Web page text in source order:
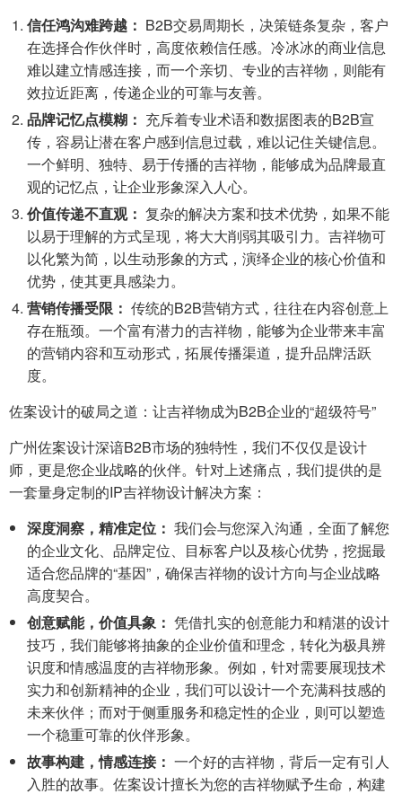
信任鸿沟难跨越： B2B交易周期长，决策链条复杂，客户
在选择合作伙伴时，高度依赖信任感。冷冰冰的商业信息
难以建立情感连接，而一个亲切、专业的吉祥物，则能有
效拉近距离，传递企业的可靠与友善。
品牌记忆点模糊： 充斥着专业术语和数据图表的B2B宣
传，容易让潜在客户感到信息过载，难以记住关键信息。
一个鲜明、独特、易于传播的吉祥物，能够成为品牌最直
观的记忆点，让企业形象深入人心。
价值传递不直观： 复杂的解决方案和技术优势，如果不能
以易于理解的方式呈现，将大大削弱其吸引力。吉祥物可
以化繁为简，以生动形象的方式，演绎企业的核心价值和
优势，使其更具感染力。
营销传播受限： 传统的B2B营销方式，往往在内容创意上
存在瓶颈。一个富有潜力的吉祥物，能够为企业带来丰富
的营销内容和互动形式，拓展传播渠道，提升品牌活跃
度。
佐案设计的破局之道：让吉祥物成为B2B企业的“超级符号”
广州佐案设计深谙B2B市场的独特性，我们不仅仅是设计
师，更是您企业战略的伙伴。针对上述痛点，我们提供的是
一套量身定制的IP吉祥物设计解决方案：
深度洞察，精准定位： 我们会与您深入沟通，全面了解您
的企业文化、品牌定位、目标客户以及核心优势，挖掘最
适合您品牌的“基因”，确保吉祥物的设计方向与企业战略
高度契合。
创意赋能，价值具象： 凭借扎实的创意能力和精湛的设计
技巧，我们能够将抽象的企业价值和理念，转化为极具辨
识度和情感温度的吉祥物形象。例如，针对需要展现技术
实力和创新精神的企业，我们可以设计一个充满科技感的
未来伙伴；而对于侧重服务和稳定性的企业，则可以塑造
一个稳重可靠的伙伴形象。
故事构建，情感连接： 一个好的吉祥物，背后一定有引人
入胜的故事。佐案设计擅长为您的吉祥物赋予生命，构建